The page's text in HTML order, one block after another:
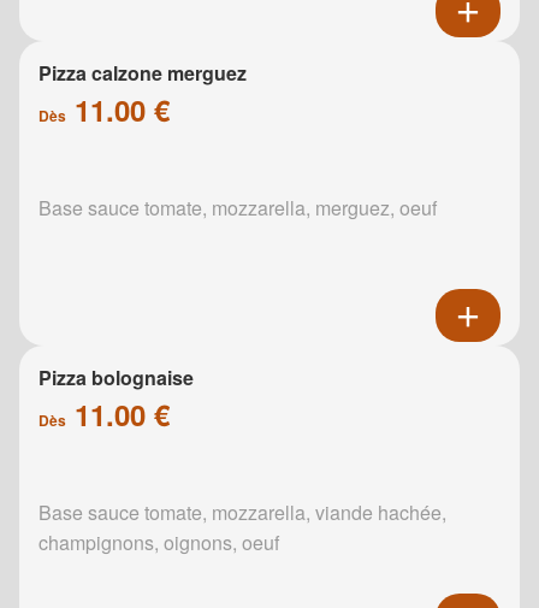
Pizza calzone merguez
Dès 11.00 €
Base sauce tomate, mozzarella, merguez, oeuf
Pizza bolognaise
Dès 11.00 €
Base sauce tomate, mozzarella, viande hachée,
champignons, oignons, oeuf